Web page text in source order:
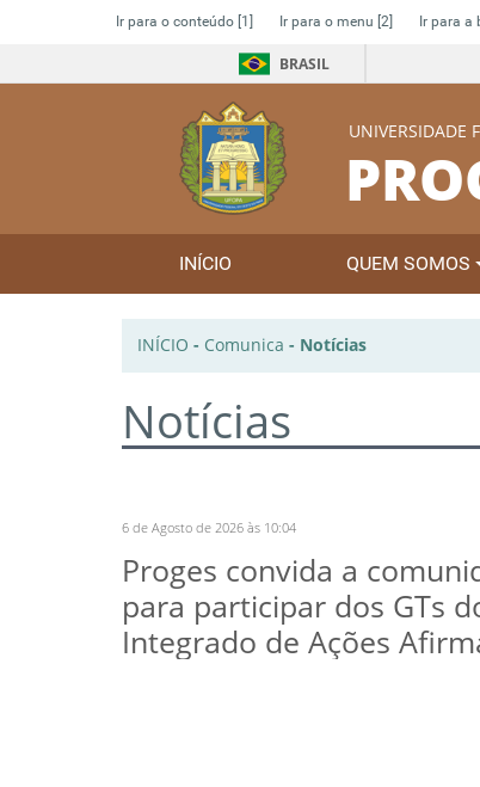
Ir para o conteúdo [1] Ir para o menu [2] Ir para a
BRASIL
UNIVERSIDADE
INÍCIO QUEM SOMOS
INÍCIO - Comunica - Notícias
Notícias
6 de Agosto de 2026 às 10:04
Proges convida a
para participar dos GTs
Integrado de Ações